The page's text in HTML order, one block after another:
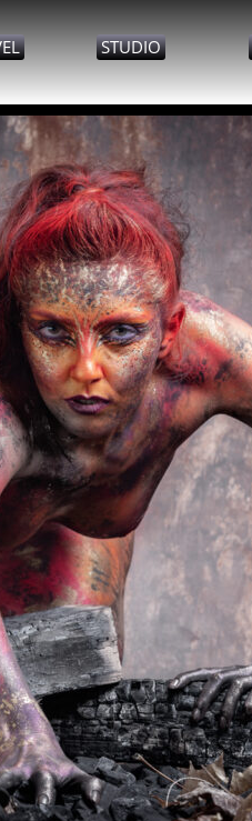
STUDIO